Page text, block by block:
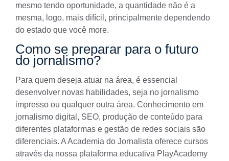
mesmo tendo oportunidade, a quantidade não é a
mesma, logo, mais difícil, principalmente dependendo
do estado que você more.
Como se preparar para o futuro
do jornalismo?
Para quem deseja atuar na área, é essencial
desenvolver novas habilidades, seja no jornalismo
impresso ou qualquer outra área. Conhecimento em
jornalismo digital, SEO, produção de conteúdo para
diferentes plataformas e gestão de redes sociais são
diferenciais. A Academia do Jornalista oferece cursos
através da nossa plataforma educativa PlayAcademy